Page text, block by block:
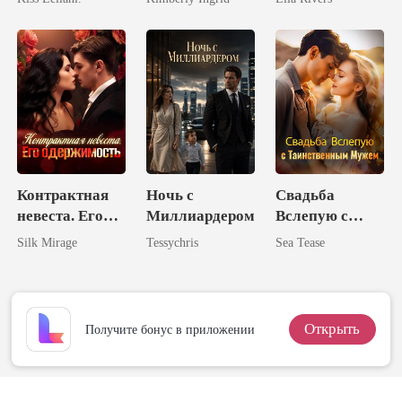
Контрактная
невеста. Его
одержимость
Silk Mirage
Ночь с
Миллиардером
Tessychris
Свадьба
Вслепую с
Таинственным
Sea Tease
Получите бонус в приложении Открыть